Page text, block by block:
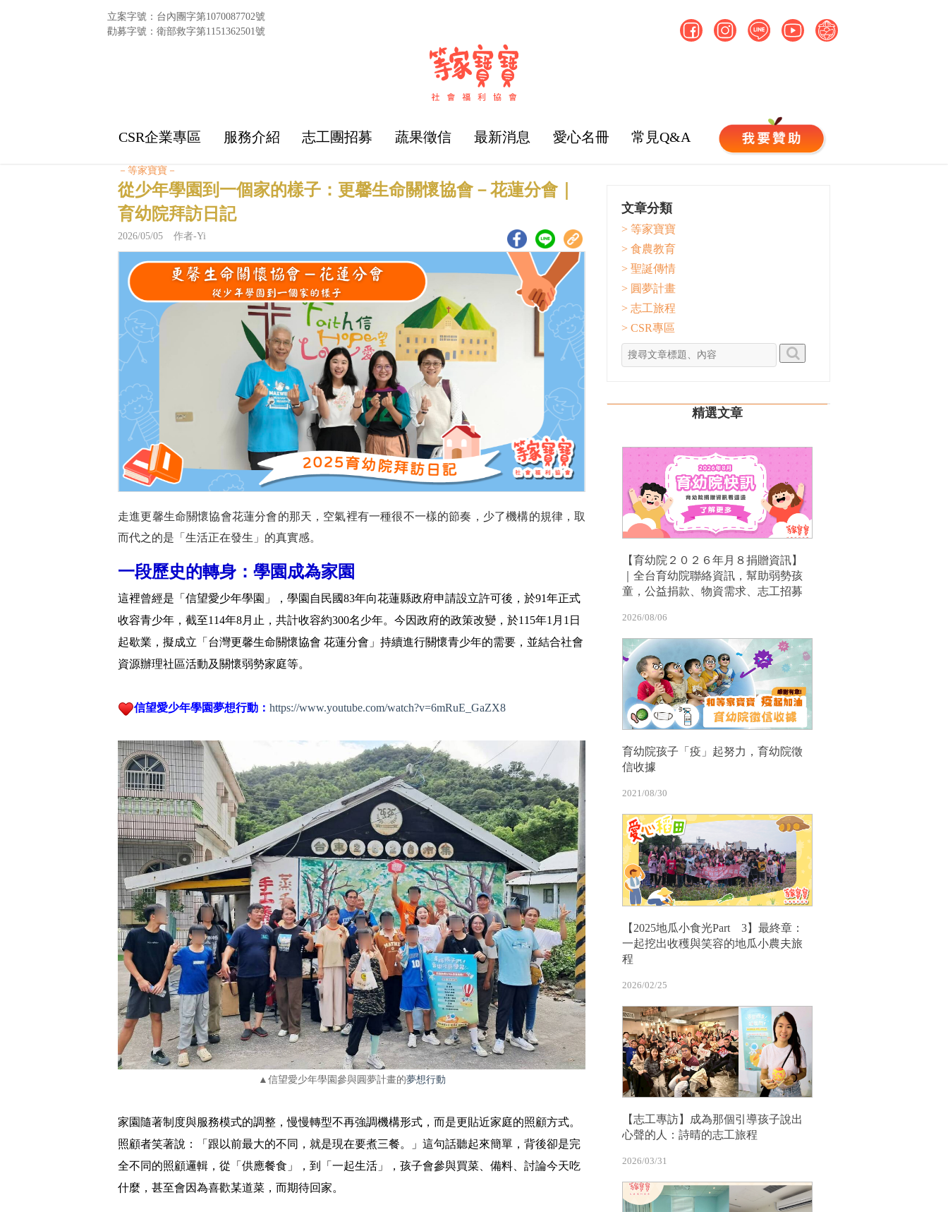
立案字號：台內團字第1070087702號
勸募字號：衛部救字第1151362501號
CSR企業專區 服務介紹 志工團招募 蔬果徵信 最新消息 愛心名冊 常見Q&A
－等家寶寶－
從少年學園到一個家的樣子：更馨生命關懷協會－花蓮分會｜
育幼院拜訪日記
2026/05/05 作者-Yi
走進更馨生命關懷協會花蓮分會的那天，空氣裡有一種很不一樣的節奏，少了機構的規律，取
而代之的是「生活正在發生」的真實感。
一段歷史的轉身：學園成為家園
這裡曾經是「信望愛少年學園」，學園自民國83年向花蓮縣政府申請設立許可後，於91年正式
收容青少年，截至114年8月止，共計收容約300名少年。今因政府的政策改變，於115年1月1日
起歇業，擬成立「台灣更馨生命關懷協會 花蓮分會」持續進行關懷青少年的需要，並結合社會
資源辦理社區活動及關懷弱勢家庭等。
信望愛少年學園夢想行動： https://www.youtube.com/watch?v=6mRuE_GaZX8
▲信望愛少年學園參與圓夢計畫的夢想行動
家園隨著制度與服務模式的調整，慢慢轉型不再強調機構形式，而是更貼近家庭的照顧方式。
照顧者笑著說：「跟以前最大的不同，就是現在要煮三餐。」這句話聽起來簡單，背後卻是完
全不同的照顧邏輯，從「供應餐食」，到「一起生活」，孩子會參與買菜、備料、討論今天吃
什麼，甚至會因為喜歡某道菜，而期待回家。
文章分類
> 等家寶寶
> 食農教育
> 聖誕傳情
> 圓夢計畫
> 志工旅程
> CSR專區
精選文章
【育幼院２０２６年月８捐贈資訊】
｜全台育幼院聯絡資訊，幫助弱勢孩
童，公益捐款、物資需求、志工招募
2026/08/06
育幼院孩子「疫」起努力，育幼院徵
信收據
2021/08/30
【2025地瓜小食光Part 3】最終章：
一起挖出收穫與笑容的地瓜小農夫旅
程
2026/02/25
【志工專訪】成為那個引導孩子說出
心聲的人：詩晴的志工旅程
2026/03/31